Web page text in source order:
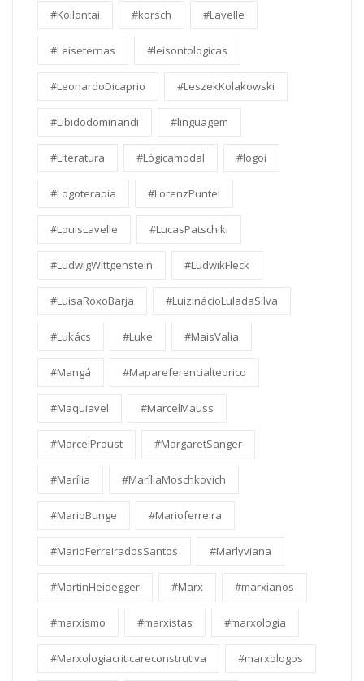
#Kollontai #korsch #Lavelle
#Leiseternas #leisontologicas
#LeonardoDicaprio #LeszekKolakowski
#Libidodominandi #linguagem
#Literatura #Lógicamodal #logoi
#Logoterapia #LorenzPuntel
#LouisLavelle #LucasPatschiki
#LudwigWittgenstein #LudwikFleck
#LuisaRoxoBarja #LuizInácioLuladaSilva
#Lukács #Luke #MaisValia
#Mangá #Mapareferencialteorico
#Maquiavel #MarcelMauss
#MarcelProust #MargaretSanger
#Marília #MaríliaMoschkovich
#MarioBunge #Marioferreira
#MarioFerreiradosSantos #Marlyviana
#MartinHeidegger #Marx #marxianos
#marxismo #marxistas #marxologia
#Marxologiacriticareconstrutiva #marxologos